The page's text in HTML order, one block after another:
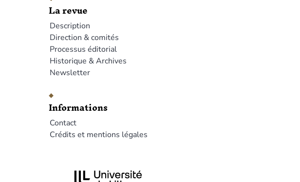
La revue
Description
Direction & comités
Processus éditorial
Historique & Archives
Newsletter
Informations
Contact
Crédits et mentions légales
Affiliations/partenaires